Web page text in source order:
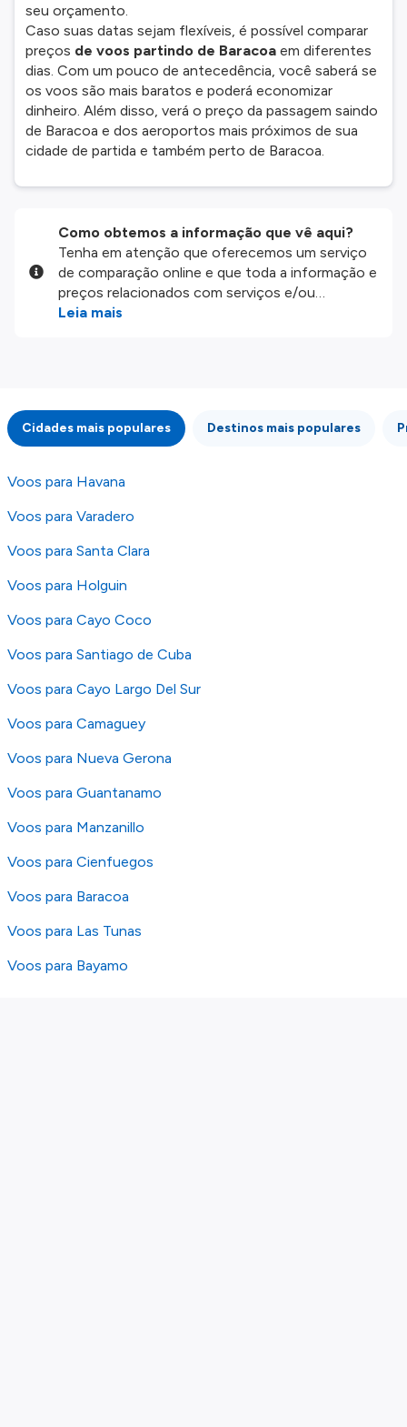
seu orçamento.
Caso suas datas sejam flexíveis, é possível comparar
preços de voos partindo de Baracoa em diferentes
dias. Com um pouco de antecedência, você saberá se
os voos são mais baratos e poderá economizar
dinheiro. Além disso, verá o preço da passagem saindo
de Baracoa e dos aeroportos mais próximos de sua
cidade de partida e também perto de Baracoa.
Como obtemos a informação que vê aqui?
Tenha em atenção que oferecemos um serviço
de comparação online e que toda a informação e
preços relacionados com serviços e/ou
produtos disponíveis no nosso website são
integridade ou pela precisão da informação
publicada, por isso verifique com atenção todas
as condições no website do parceiro antes de
fazer uma reserva. Para mais detalhes verifique
os nossos
Leia mais
Cidades mais populares Destinos mais populares
Voos para Havana
Voos para Varadero
Voos para Santa Clara
Voos para Holguin
Voos para Cayo Coco
Voos para Santiago de Cuba
Voos para Cayo Largo Del Sur
Voos para Camaguey
Voos para Nueva Gerona
Voos para Guantanamo
Voos para Manzanillo
Voos para Cienfuegos
Voos para Baracoa
Voos para Las Tunas
Voos para Bayamo